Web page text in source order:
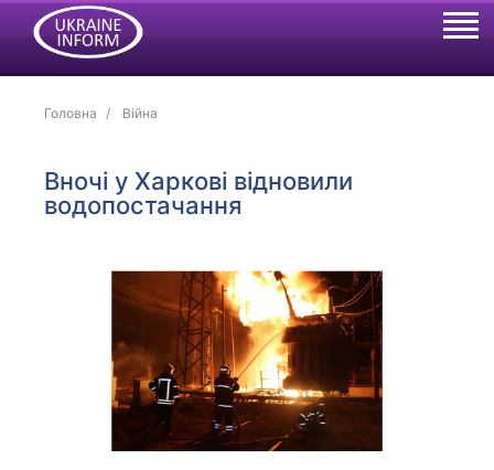
Головна Війна
Вночі у Харкові відновили
водопостачання